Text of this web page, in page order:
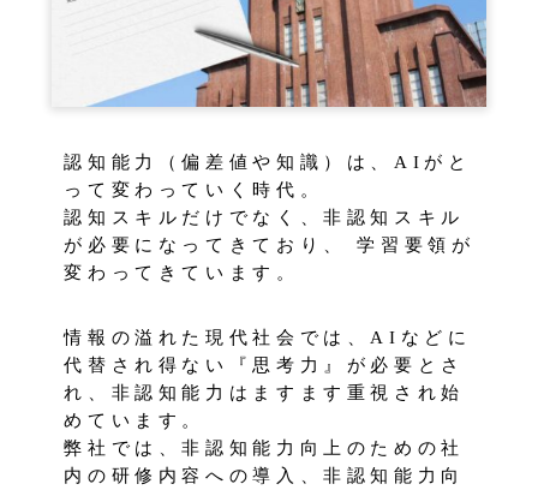
認知能力（偏差値や知識）は、AIがと
って変わっていく時代。
認知スキルだけでなく、非認知スキル
が必要になってきており、 学習要領が
変わってきています。
情報の溢れた現代社会では、AIなどに
代替され得ない『思考力』が必要とさ
れ、非認知能力はますます重視され始
めています。
弊社では、非認知能力向上のための社
内の研修内容への導入、非認知能力向